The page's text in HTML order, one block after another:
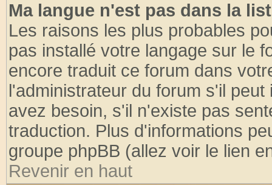
Ma langue n'est pas dans la
Les raisons les plus probables
pas installé votre langage sur le
encore traduit ce forum dans
l'administrateur du forum s'il
avez besoin, s'il n'existe pas
traduction. Plus d'informations
groupe phpBB (allez voir le lien
Revenir en haut